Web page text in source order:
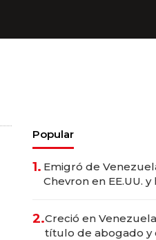
Popular
1. Emigró de
Chevron en EE.UU.
2.Creció en
título de abogado y